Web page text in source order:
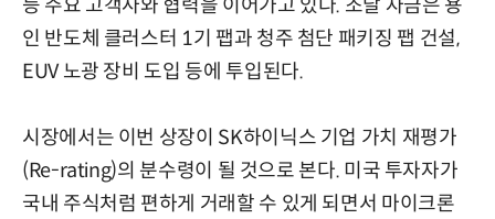
등 주요 고객사와 협력을 이어가고 있다. 조달 자금은 용
인 반도체 클러스터 1기 팹과 청주 첨단 패키징 팹 건설,
EUV 노광 장비 도입 등에 투입된다.
시장에서는 이번 상장이 SK하이닉스 기업 가치 재평가
(Re-rating)의 분수령이 될 것으로 본다. 미국 투자자가
국내 주식처럼 편하게 거래할 수 있게 되면서 마이크론